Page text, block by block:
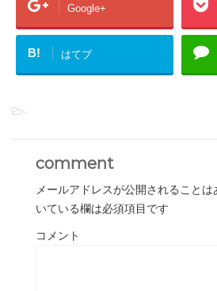
Google+
B! はてブ
-
comment
メールアドレスが公開されることは
いている欄は必須項目です
コメント